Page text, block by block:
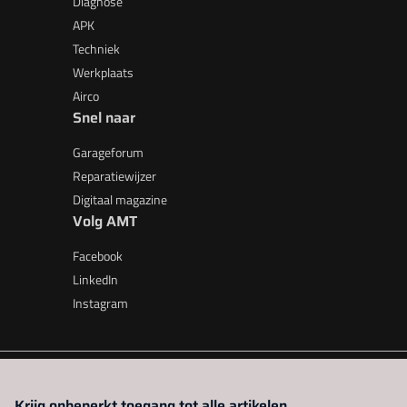
APK
Techniek
Werkplaats
Airco
Snel naar
Garageforum
Reparatiewijzer
Digitaal magazine
Volg AMT
Facebook
LinkedIn
Instagram